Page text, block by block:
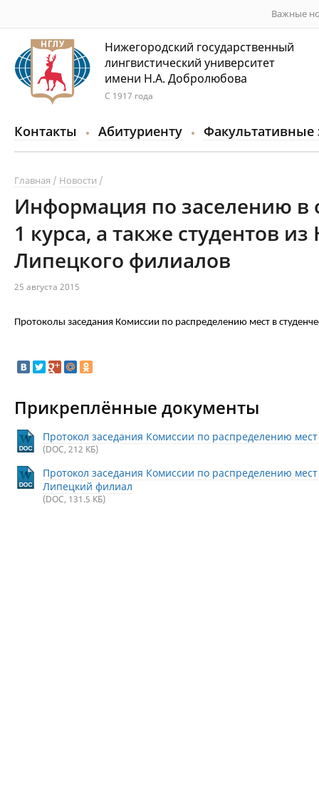
Важные
Нижегородский государственный
лингвистический университет
имени Н.А. Добролюбова
С 1917 года
Контакты Абитуриенту Факультативные
Главная Новости
Информация по заселению в
1 курса, а также студентов
Липецкого филиалов
25 августа 2015
Протоколы заседания Комиссии по распределению мест в
Прикреплённые документы
Протокол заседания Комиссии по распределению
(DOC, 212 КБ)
Протокол заседания Комиссии по распределению
Липецкий филиал
(DOC, 131.5 КБ)